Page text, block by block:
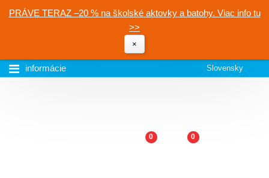
PRÁVE TERAZ –20 % na školské aktovky a batohy. Viac info tu
>>
×
informácie Slovensky
0 0